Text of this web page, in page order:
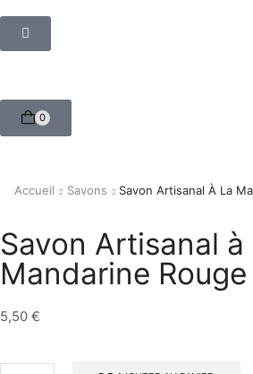
0
Accueil Savons Savon Artisanal À La
Savon Artisanal à
Mandarine Rouge
5,50 €